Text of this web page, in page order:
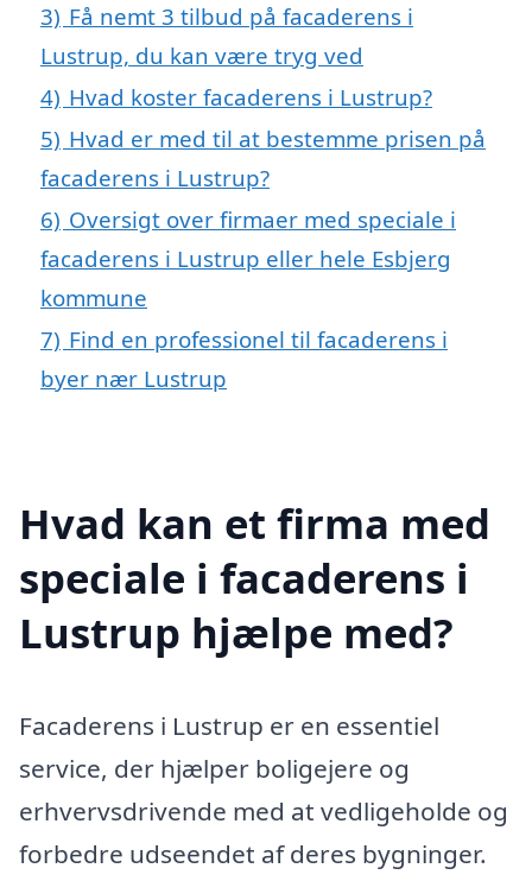
3) Få nemt 3 tilbud på facaderens i
Lustrup, du kan være tryg ved
4) Hvad koster facaderens i Lustrup?
5) Hvad er med til at bestemme prisen på
facaderens i Lustrup?
6) Oversigt over firmaer med speciale i
facaderens i Lustrup eller hele Esbjerg
kommune
7) Find en professionel til facaderens i
byer nær Lustrup
Hvad kan et firma med
speciale i facaderens i
Lustrup hjælpe med?
Facaderens i Lustrup er en essentiel
service, der hjælper boligejere og
erhvervsdrivende med at vedligeholde og
forbedre udseendet af deres bygninger.